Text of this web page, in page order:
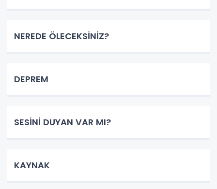
NEREDE ÖLECEKSİNİZ?
DEPREM
SESİNİ DUYAN VAR MI?
KAYNAK